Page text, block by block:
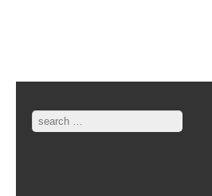
Post navigation
Search